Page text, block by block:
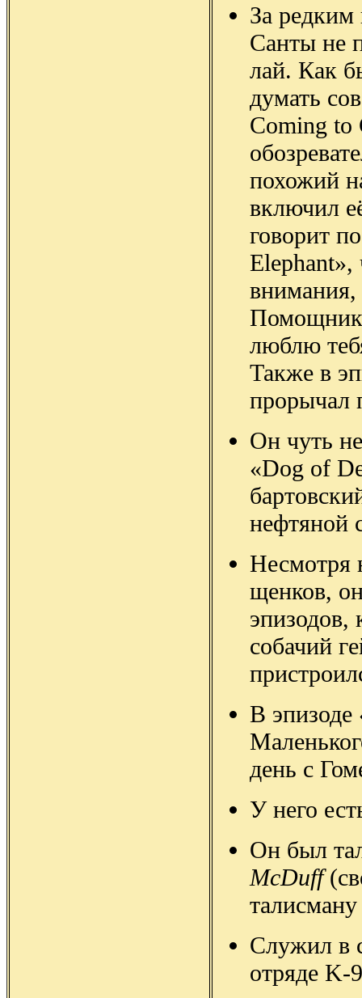
За
Санты не
лай. Как
думать
Coming to
похожий
включил
говорит
Elephant»,
Помощник
люблю
Также в
прорычал
Он чуть
«Dog of
нефтяной
Несмотря
щенков,
эпизодов,
собачий
В эпизоде
день с
У него
Он был
McDuff
Служил в
отряде K-